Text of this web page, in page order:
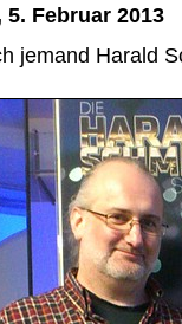
5. Februar 2013
jemand Harald